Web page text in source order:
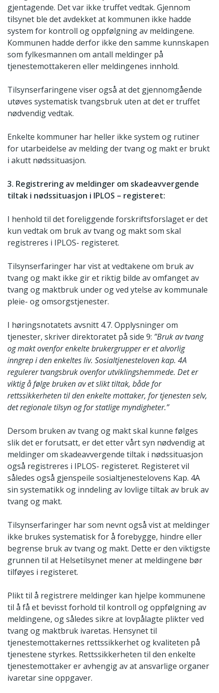
gjentagende. Det var ikke truffet vedtak. Gjennom
tilsynet ble det avdekket at kommunen ikke hadde
system for kontroll og oppfølgning av meldingene.
Kommunen hadde derfor ikke den samme kunnskapen
som fylkesmannen om antall meldinger på
tjenestemottakeren eller meldingenes innhold.
Tilsynserfaringene viser også at det gjennomgående
utøves systematisk tvangsbruk uten at det er truffet
nødvendig vedtak.
Enkelte kommuner har heller ikke system og rutiner
for utarbeidelse av melding der tvang og makt er brukt
i akutt nødssituasjon.
3. Registrering av meldinger om skadeavvergende
tiltak i nødssituasjon i IPLOS – registeret:
I henhold til det foreliggende forskriftsforslaget er det
kun vedtak om bruk av tvang og makt som skal
registreres i IPLOS- registeret.
Tilsynserfaringer har vist at vedtakene om bruk av
tvang og makt ikke gir et riktig bilde av omfanget av
tvang og maktbruk under og ved ytelse av kommunale
pleie- og omsorgstjenester.
I høringsnotatets avsnitt 4.7. Opplysninger om
tjenester, skriver direktoratet på side 9: ”Bruk av tvang
og makt ovenfor enkelte brukergrupper er et alvorlig
inngrep i den enkeltes liv. Sosialtjenesteloven kap. 4A
regulerer tvangsbruk ovenfor utviklingshemmede. Det er
viktig å følge bruken av et slikt tiltak, både for
rettssikkerheten til den enkelte mottaker, for tjenesten selv,
det regionale tilsyn og for statlige myndigheter.”
Dersom bruken av tvang og makt skal kunne følges
slik det er forutsatt, er det etter vårt syn nødvendig at
meldinger om skadeavvergende tiltak i nødssituasjon
også registreres i IPLOS- registeret. Registeret vil
således også gjenspeile sosialtjenestelovens Kap. 4A
sin systematikk og inndeling av lovlige tiltak av bruk av
tvang og makt.
Tilsynserfaringer har som nevnt også vist at meldinger
ikke brukes systematisk for å forebygge, hindre eller
begrense bruk av tvang og makt. Dette er den viktigste
grunnen til at Helsetilsynet mener at meldingene bør
tilføyes i registeret.
Plikt til å registrere meldinger kan hjelpe kommunene
til å få et bevisst forhold til kontroll og oppfølgning av
meldingene, og således sikre at lovpålagte plikter ved
tvang og maktbruk ivaretas. Hensynet til
tjenestemottakernes rettssikkerhet og kvaliteten på
tjenestene styrkes. Rettssikkerheten til den enkelte
tjenestemottaker er avhengig av at ansvarlige organer
ivaretar sine oppgaver.